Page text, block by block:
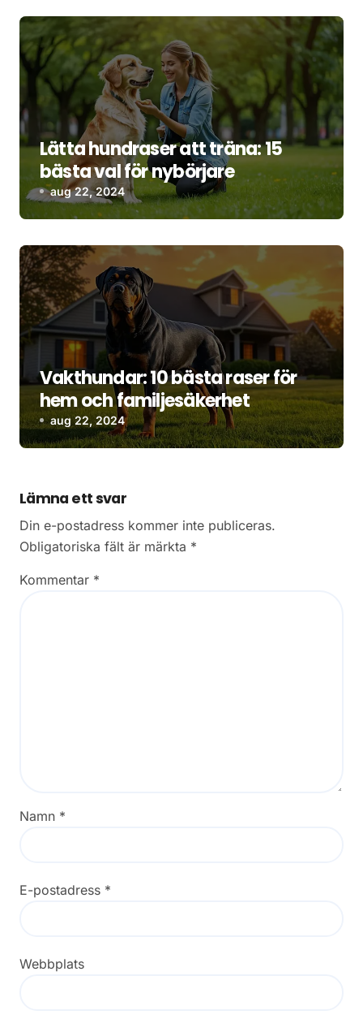
Lätta hundraser att träna: 15
bästa val för nybörjare
aug 22, 2024
Vakthundar: 10 bästa raser för
hem och familjesäkerhet
aug 22, 2024
Lämna ett svar
Din e-postadress kommer inte publiceras.
Obligatoriska fält är märkta *
Kommentar *
Namn *
E-postadress *
Webbplats